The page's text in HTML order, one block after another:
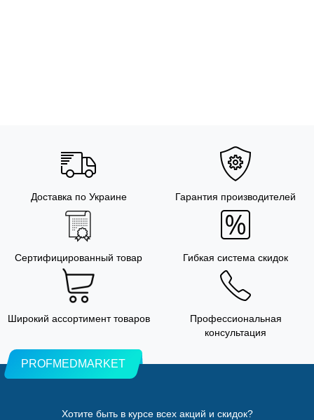
Доставка по Украине Гарантия производителей
Сертифицированный товар Гибкая система скидок
Широкий ассортимент товаров
Профессиональная
консультация
PROFMEDMARKET
Хотите быть в курсе всех акций и скидок?